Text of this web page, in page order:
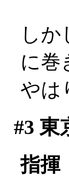
し
に巻
やは
#3 東
指揮